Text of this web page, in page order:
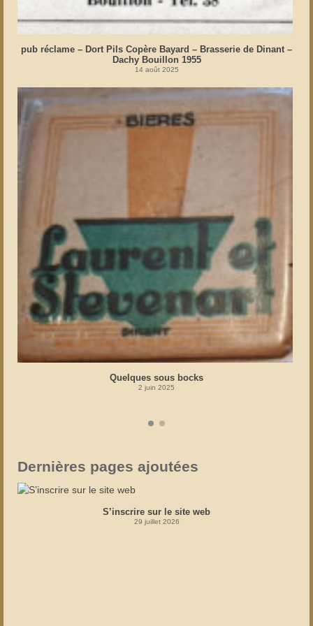
pub réclame – Dort Pils Copère Bayard – Brasserie de Dinant –
Dachy Bouillon 1955
14 août 2025
Quelques sous bocks
2 juin 2025
Dernières pages ajoutées
S’inscrire sur le site web
29 juillet 2026